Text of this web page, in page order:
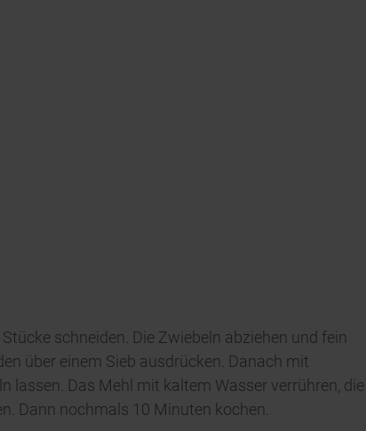
schneiden. Die Zwiebeln abziehen und fein
über einem Sieb ausdrücken. Danach mit
lassen. Das Mehl mit kaltem Wasser verrühren, die
Dann nochmals 10 Minuten kochen.